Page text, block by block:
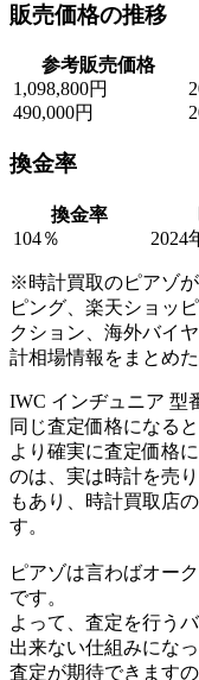
販売価格の推移
参考販売価格
1,098,800円
490,000円
換金率
換金率
104％
2024
※時計買取のピアゾが
ピング、楽天ショッ
クション、海外バイ
計相場情報をまとめ
IWC インヂュニア 型
同じ査定価格になる
より確実に査定価格
のは、実は時計を売
もあり、時計買取店
す。
ピアゾは言わばオー
です。
よって、査定を行う
出来ない仕組みにな
査定が期待できます